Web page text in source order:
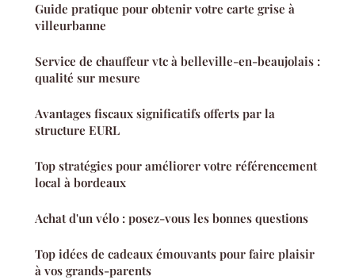
Guide pratique pour obtenir votre carte grise à
villeurbanne
Service de chauffeur vtc à belleville-en-beaujolais :
qualité sur mesure
Avantages fiscaux significatifs offerts par la
structure EURL
Top stratégies pour améliorer votre référencement
local à bordeaux
Achat d'un vélo : posez-vous les bonnes questions
Top idées de cadeaux émouvants pour faire plaisir
à vos grands-parents